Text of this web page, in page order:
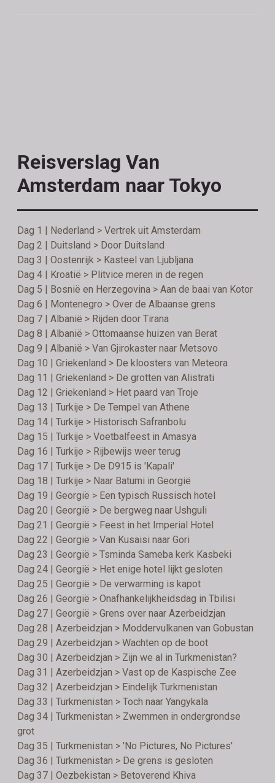
Reisverslag Van
Amsterdam naar Tokyo
Dag 1 | Nederland > Vertrek uit Amsterdam
Dag 2 | Duitsland > Door Duitsland
Dag 3 | Oostenrijk > Kasteel van Ljubljana
Dag 4 | Kroatië > Plitvice meren in de regen
Dag 5 | Bosnië en Herzegovina > Aan de baai van Kotor
Dag 6 | Montenegro > Over de Albaanse grens
Dag 7 | Albanië > Rijden door Tirana
Dag 8 | Albanië > Ottomaanse huizen van Berat
Dag 9 | Albanië > Van Gjirokaster naar Metsovo
Dag 10 | Griekenland > De kloosters van Meteora
Dag 11 | Griekenland > De grotten van Alistrati
Dag 12 | Griekenland > Het paard van Troje
Dag 13 | Turkije > De Tempel van Athene
Dag 14 | Turkije > Historisch Safranbolu
Dag 15 | Turkije > Voetbalfeest in Amasya
Dag 16 | Turkije > Rijbewijs weer terug
Dag 17 | Turkije > De D915 is 'Kapali'
Dag 18 | Turkije > Naar Batumi in Georgië
Dag 19 | Georgië > Een typisch Russisch hotel
Dag 20 | Georgië > De bergweg naar Ushguli
Dag 21 | Georgië > Feest in het Imperial Hotel
Dag 22 | Georgië > Van Kusaisi naar Gori
Dag 23 | Georgië > Tsminda Sameba kerk Kasbeki
Dag 24 | Georgië > Het enige hotel lijkt gesloten
Dag 25 | Georgië > De verwarming is kapot
Dag 26 | Georgië > Onafhankelijkheidsdag in Tbilisi
Dag 27 | Georgië > Grens over naar Azerbeidzjan
Dag 28 | Azerbeidzjan > Moddervulkanen van Gobustan
Dag 29 | Azerbeidzjan > Wachten op de boot
Dag 30 | Azerbeidzjan > Zijn we al in Turkmenistan?
Dag 31 | Azerbeidzjan > Vast op de Kaspische Zee
Dag 32 | Azerbeidzjan > Eindelijk Turkmenistan
Dag 33 | Turkmenistan > Toch naar Yangykala
Dag 34 | Turkmenistan > Zwemmen in ondergrondse
grot
Dag 35 | Turkmenistan > 'No Pictures, No Pictures'
Dag 36 | Turkmenistan > De grens is gesloten
Dag 37 | Oezbekistan > Betoverend Khiva